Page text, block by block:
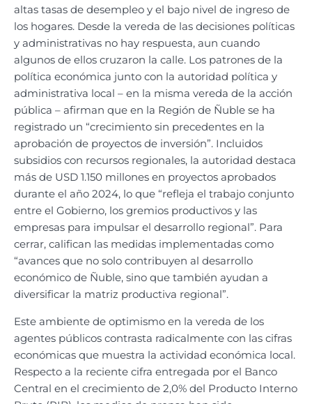
altas tasas de desempleo y el bajo nivel de ingreso de
los hogares. Desde la vereda de las decisiones políticas
y administrativas no hay respuesta, aun cuando
algunos de ellos cruzaron la calle. Los patrones de la
política económica junto con la autoridad política y
administrativa local – en la misma vereda de la acción
pública – afirman que en la Región de Ñuble se ha
registrado un “crecimiento sin precedentes en la
aprobación de proyectos de inversión”. Incluidos
subsidios con recursos regionales, la autoridad destaca
más de USD 1.150 millones en proyectos aprobados
durante el año 2024, lo que “refleja el trabajo conjunto
entre el Gobierno, los gremios productivos y las
empresas para impulsar el desarrollo regional”. Para
cerrar, califican las medidas implementadas como
“avances que no solo contribuyen al desarrollo
económico de Ñuble, sino que también ayudan a
diversificar la matriz productiva regional”.
Este ambiente de optimismo en la vereda de los
agentes públicos contrasta radicalmente con las cifras
económicas que muestra la actividad económica local.
Respecto a la reciente cifra entregada por el Banco
Central en el crecimiento de 2,0% del Producto Interno